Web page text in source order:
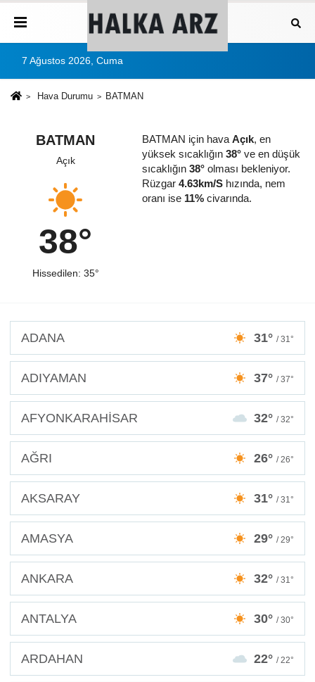
7 Ağustos 2026, Cuma
Hava Durumu BATMAN
BATMAN
Açık
38°
Hissedilen: 35°
BATMAN için hava Açık, en
yüksek sıcaklığın 38°ve en düşük
sıcaklığın 38°olması bekleniyor.
Rüzgar 4.63km/Shızında, nem
oranı ise 11%civarında.
ADANA 31° / 31°
ADIYAMAN 37° / 37°
AFYONKARAHİSAR 32° / 32°
AĞRI 26° / 26°
AKSARAY 31° / 31°
AMASYA 29° / 29°
ANKARA 32° / 31°
ANTALYA 30° / 30°
ARDAHAN 22° / 22°